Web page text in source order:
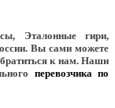
Эталонные гири,
Вы сами можете
к нам. Наши
перевозчика по